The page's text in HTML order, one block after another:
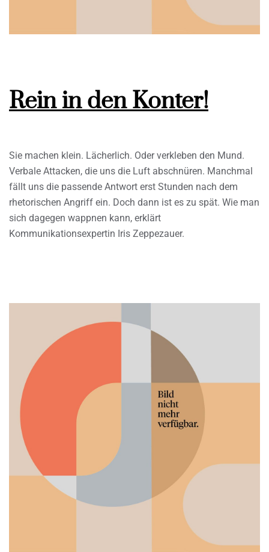
Rein in den Konter!
Sie machen klein. Lächerlich. Oder verkleben den Mund.
Verbale Attacken, die uns die Luft abschnüren. Manchmal
fällt uns die passende Antwort erst Stunden nach dem
rhetorischen Angriff ein. Doch dann ist es zu spät. Wie man
sich dagegen wappnen kann, erklärt
Kommunikationsexpertin Iris Zeppezauer.